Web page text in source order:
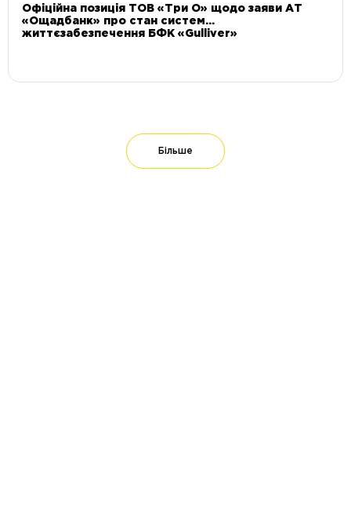
Офіційна позиція ТОВ «Три О» щодо заяви АТ
«Ощадбанк» про стан систем
життєзабезпечення БФК «Gulliver»
Більше